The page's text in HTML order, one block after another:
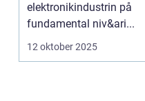
elektronikindustrin på
fundamental niv&ari...
12 oktober 2025